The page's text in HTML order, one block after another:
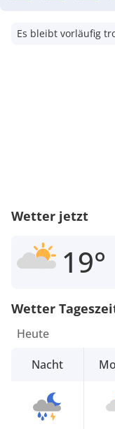
Es bleibt vorläufig
Wetter jetzt
19°
Wetter
Heute
Nacht